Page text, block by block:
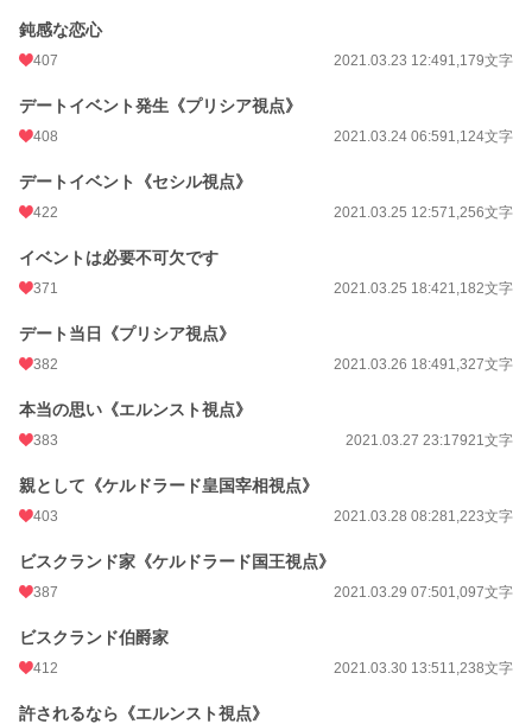
鈍感な恋心
407 2021.03.23 12:491,179文字
デートイベント発生《プリシア視点》
408 2021.03.24 06:591,124文字
デートイベント《セシル視点》
422 2021.03.25 12:571,256文字
イベントは必要不可欠です
371 2021.03.25 18:421,182文字
デート当日《プリシア視点》
382 2021.03.26 18:491,327文字
本当の思い《エルンスト視点》
383 2021.03.27 23:17921文字
親として《ケルドラード皇国宰相視点》
403 2021.03.28 08:281,223文字
ビスクランド家《ケルドラード国王視点》
387 2021.03.29 07:501,097文字
ビスクランド伯爵家
412 2021.03.30 13:511,238文字
許されるなら《エルンスト視点》